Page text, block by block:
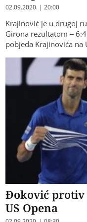
02.09.2020. | 20:00
Krajinović je u drugoj
Girona rezultatom –
pobjeda Krajinovića na
Đoković protiv
US Opena